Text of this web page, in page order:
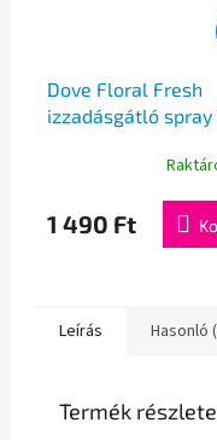
Dove Floral Fresh
izzadásgátló spray
1 490 Ft
Leírás Hasonló
Termék